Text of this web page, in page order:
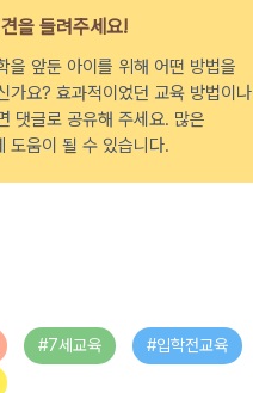
을 들려주세요!
을 앞둔 아이를 위해 어떤 방법을
가요? 효과적이었던 교육 방법이나
댓글로 공유해 주세요. 많은
도움이 될 수 있습니다.
#7세교육
#입학전교육